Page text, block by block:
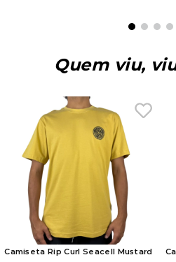
Quem viu,
Camiseta Rip Curl Seacell Mustard